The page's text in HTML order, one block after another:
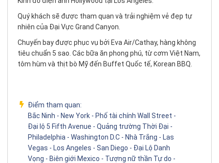
Quý khách sẽ được tham quan và trải nghiệm vẻ đẹp tự
nhiên của Đại Vực Grand Canyon.
Chuyến bay được phục vụ bởi Eva Air/Cathay, hàng không
tiêu chuẩn 5 sao. Các bữa ăn phong phú, từ cơm Việt Nam,
tôm hùm và thịt bò Mỹ đến Buffet Quốc tế, Korean BBQ.
Điểm tham quan:
Bắc Ninh - New York - Phố tài chính Wall Street -
Đại lộ 5 Fifth Avenue - Quảng trường Thời Đại -
Philadelphia - Washington D.C - Nhà Trắng - Las
Vegas - Los Angeles - San Diego - Đại Lộ Danh
Vọng - Biên giới Mexico - Tượng nữ thần Tự do -